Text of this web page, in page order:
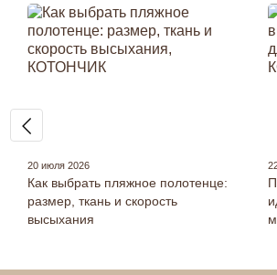
20 июля 2026
Как выбрать пляжное полотенце:
размер, ткань и скорость
высыхания